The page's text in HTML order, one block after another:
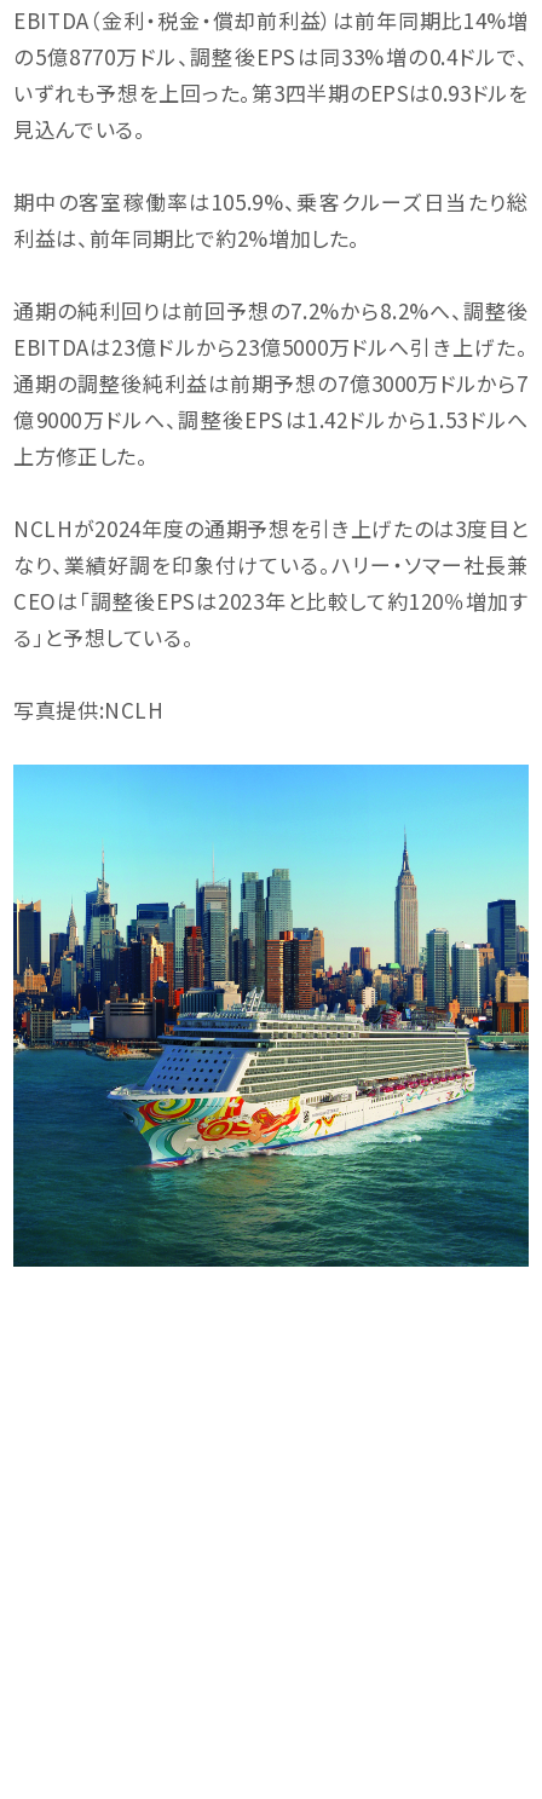
EBITDA（金利・税金・償却前利益）は前年同期比14%増
の5億8770万ドル、調整後EPSは同33%増の0.4ドルで、
いずれも予想を上回った。第3四半期のEPSは0.93ドルを
見込んでいる。
期中の客室稼働率は105.9%、乗客クルーズ日当たり総
利益は、前年同期比で約2%増加した。
通期の純利回りは前回予想の7.2%から8.2%へ、調整後
EBITDAは23億ドルから23億5000万ドルへ引き上げた。
通期の調整後純利益は前期予想の7億3000万ドルから7
億9000万ドルへ、調整後EPSは1.42ドルから1.53ドルへ
上方修正した。
NCLHが2024年度の通期予想を引き上げたのは3度目と
なり、業績好調を印象付けている。ハリー・ソマー社長兼
CEOは「調整後EPSは2023年と比較して約120％増加す
る」と予想している。
写真提供:NCLH